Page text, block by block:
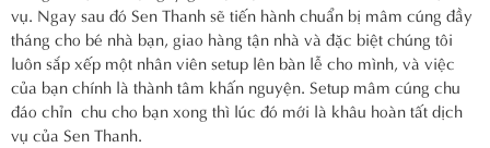
vụ. Ngay sau đó Sen Thanh sẽ tiến hành chuẩn bị mâm cúng đầy
tháng cho bé nhà bạn, giao hàng tận nhà và đặc biệt chúng tôi
luôn sắp xếp một nhân viên setup lên bàn lễ cho mình, và việc
của bạn chính là thành tâm khấn nguyện. Setup mâm cúng chu
đáo chỉn chu cho bạn xong thì lúc đó mới là khâu hoàn tất dịch
vụ của Sen Thanh.